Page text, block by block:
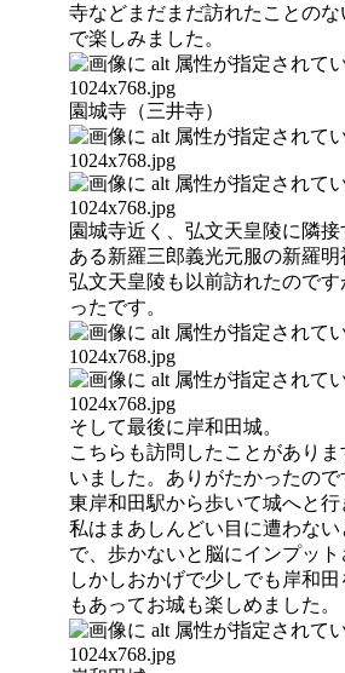
寺などまだまだ訪れたことの
で楽しみました。
園城寺（三井寺）
園城寺近く、弘文天皇陵に隣
ある新羅三郎義光元服の新羅
弘文天皇陵も以前訪れたので
ったです。
そして最後に岸和田城。
こちらも訪問したことがあり
いました。ありがたかったの
東岸和田駅から歩いて城へと行
私はまあしんどい目に遭わな
で、歩かないと脳にインプッ
しかしおかげで少しでも岸和
もあってお城も楽しめました。